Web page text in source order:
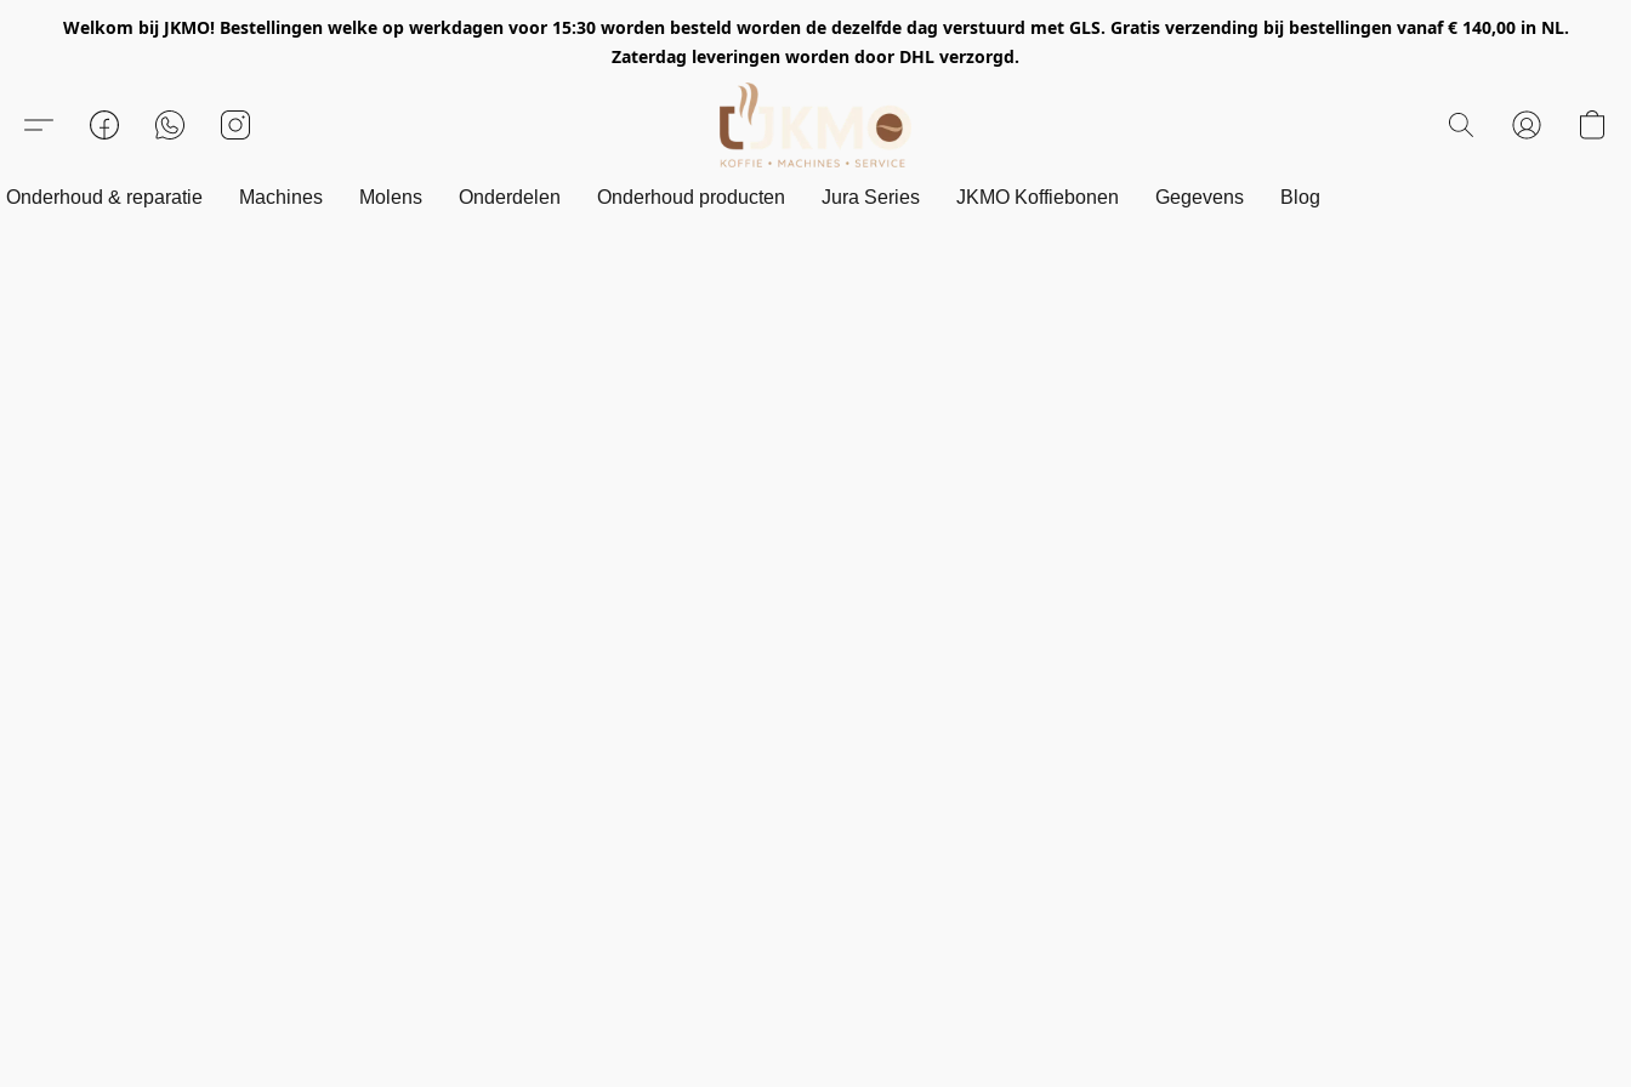
Welkom bij JKMO! Bestellingen welke op werkdagen voor 15:30 worden besteld worden de dezelfde dag verstuurd met GLS. Gratis verzending bij bestellingen vanaf € 140,00 in NL.
Zaterdag leveringen worden door DHL verzorgd.
Onderhoud & reparatie Machines Molens Onderdelen Onderhoud producten Jura Series JKMO Koffiebonen Gegevens Blog